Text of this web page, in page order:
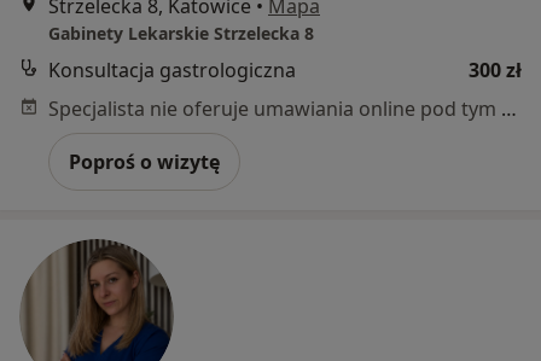
Strzelecka 8, Katowice • Mapa
Gabinety Lekarskie Strzelecka 8
Konsultacja gastrologiczna
300 zł
Specjalista nie oferuje umawiania online pod tym adresem.
Poproś o wizytę